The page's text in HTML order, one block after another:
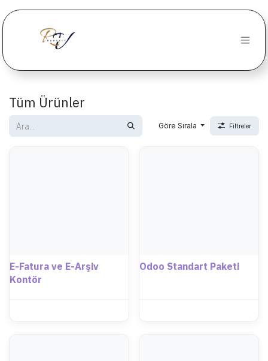
İçereği Atla
Tüm Ürünler
Göre Sırala Filtreler
E-Fatura ve E-Arşiv
Kontör
Odoo Standart Paketi